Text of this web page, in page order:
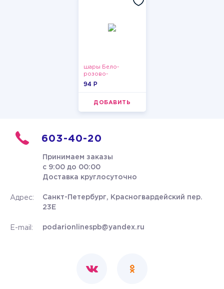
шары Бело-
розово-
фиолетово-
94 P
ДОБАВИТЬ
603-40-20
Принимаем заказы
с 9:00 до 00:00
Доставка круглосуточно
Адрес:
Санкт-Петербург, Красногвардейский пер.
23Е
E-mail: podarionlinespb@yandex.ru